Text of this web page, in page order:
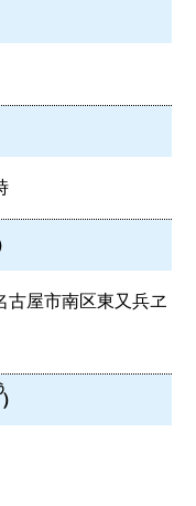
古屋市南区東又兵ヱ
）